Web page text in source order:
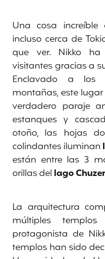
Una cosa
incluso cerca de
que ver. Nikko
visitantes gracias a
Enclavado a los
montañas, este
verdadero paraje
estanques y
otoño, las hojas
colindantes iluminan
están entre las 3
orillas del lago
La arquitectura
múltiples
protagonista de
templos han sido